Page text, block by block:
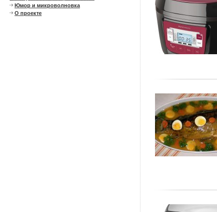
Юмор и микроволновка
О проекте